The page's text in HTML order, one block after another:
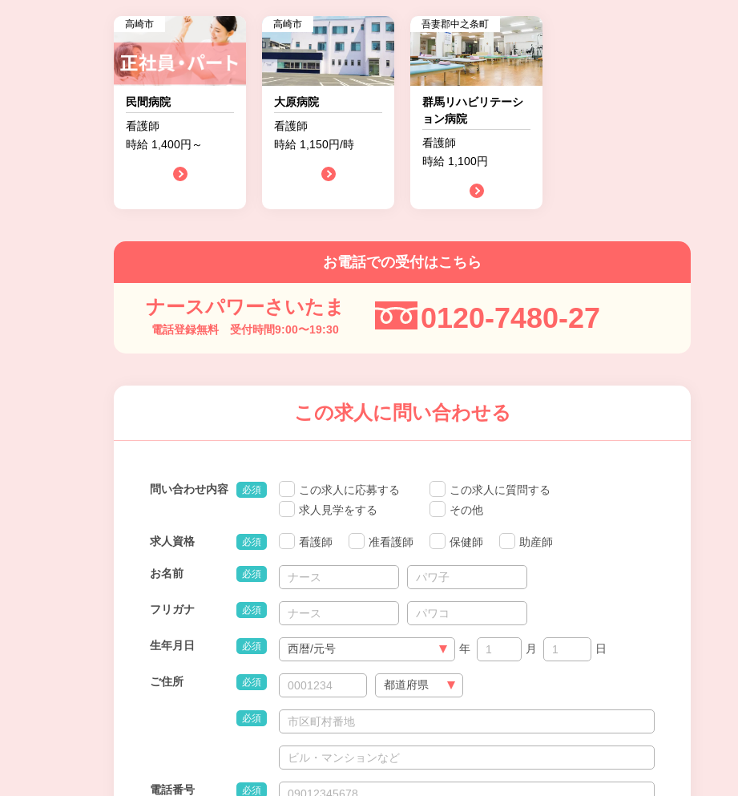
高崎市
民間病院
看護師
時給 1,400円～
高崎市
大原病院
看護師
時給 1,150円/時
吾妻郡中之条町
群馬リハビリテーシ
ョン病院
看護師
時給 1,100円
お電話での受付はこちら
ナースパワーさいたま
電話登録無料 受付時間9:00〜19:30 0120-7480-27
この求人に問い合わせる
問い合わせ内容 必須 この求人に応募する
この求人に質問する
求人見学をする
その他
求人資格 必須 看護師 准看護師 保健師 助産師
お名前 必須
フリガナ 必須
生年月日 必須 年 月 日
ご住所 必須
必須
電話番号 必須